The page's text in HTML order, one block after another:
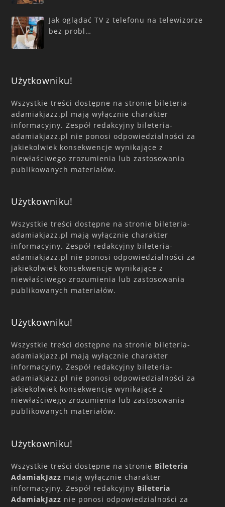
Jak oglądać TV z telefonu na telewizorze
bez probl…
Użytkowniku!
Wszystkie treści dostępne na stronie bileteria-
adamiakjazz.pl mają wyłącznie charakter
informacyjny. Zespół redakcyjny bileteria-
adamiakjazz.pl nie ponosi odpowiedzialności za
jakiekolwiek konsekwencje wynikające z
niewłaściwego zrozumienia lub zastosowania
publikowanych materiałów.
Użytkowniku!
Wszystkie treści dostępne na stronie bileteria-
adamiakjazz.pl mają wyłącznie charakter
informacyjny. Zespół redakcyjny bileteria-
adamiakjazz.pl nie ponosi odpowiedzialności za
jakiekolwiek konsekwencje wynikające z
niewłaściwego zrozumienia lub zastosowania
publikowanych materiałów.
Użytkowniku!
Wszystkie treści dostępne na stronie bileteria-
adamiakjazz.pl mają wyłącznie charakter
informacyjny. Zespół redakcyjny bileteria-
adamiakjazz.pl nie ponosi odpowiedzialności za
jakiekolwiek konsekwencje wynikające z
niewłaściwego zrozumienia lub zastosowania
publikowanych materiałów.
Użytkowniku!
Wszystkie treści dostępne na stronie Bileteria
AdamiakJazz mają wyłącznie charakter
informacyjny. Zespół redakcyjny Bileteria
AdamiakJazz nie ponosi odpowiedzialności za